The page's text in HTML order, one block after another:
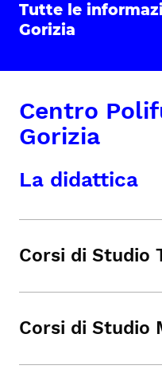
Tutte le
Gorizia
Centro
Gorizia
La didattica
Corsi di Studio
Corsi di Studio